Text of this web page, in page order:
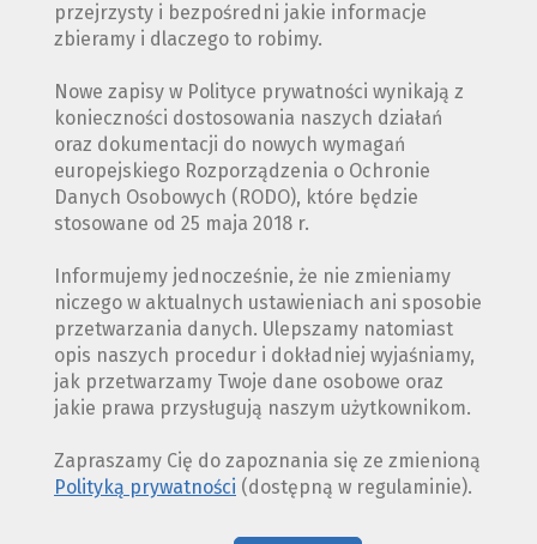
przejrzysty i bezpośredni jakie informacje
zbieramy i dlaczego to robimy.
Nowe zapisy w Polityce prywatności wynikają z
konieczności dostosowania naszych działań
oraz dokumentacji do nowych wymagań
europejskiego Rozporządzenia o Ochronie
Danych Osobowych (RODO), które będzie
stosowane od 25 maja 2018 r.
Informujemy jednocześnie, że nie zmieniamy
niczego w aktualnych ustawieniach ani sposobie
przetwarzania danych. Ulepszamy natomiast
opis naszych procedur i dokładniej wyjaśniamy,
jak przetwarzamy Twoje dane osobowe oraz
jakie prawa przysługują naszym użytkownikom.
Zapraszamy Cię do zapoznania się ze zmienioną
Polityką prywatności (dostępną w regulaminie).